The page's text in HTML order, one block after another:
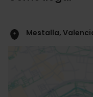
Mestalla,